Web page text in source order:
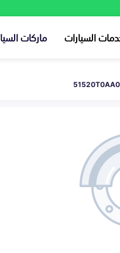
السيارات ماركات